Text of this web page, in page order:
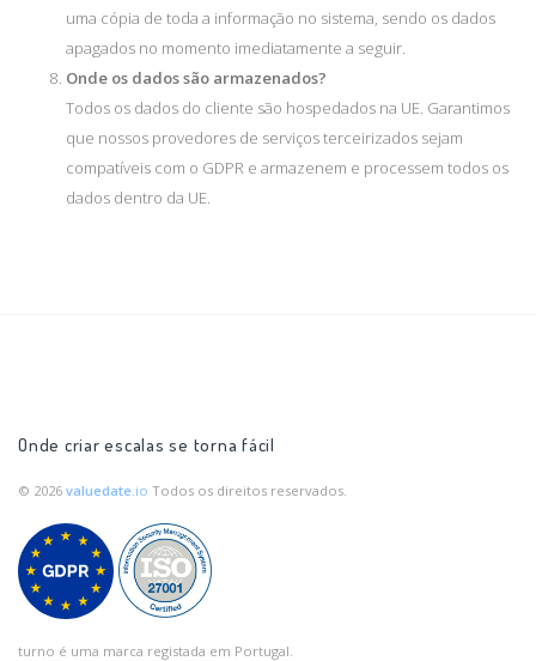
uma cópia de toda a informação no sistema, sendo os dados
apagados no momento imediatamente a seguir.
Onde os dados são armazenados?
Todos os dados do cliente são hospedados na UE. Garantimos
que nossos provedores de serviços terceirizados sejam
compatíveis com o GDPR e armazenem e processem todos os
dados dentro da UE.
Onde criar escalas se torna fácil
© 2026 valuedate.io Todos os direitos reservados.
turno é uma marca registada em Portugal.